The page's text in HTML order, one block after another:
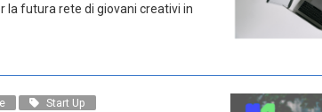
la futura rete di giovani creativi in
Start Up